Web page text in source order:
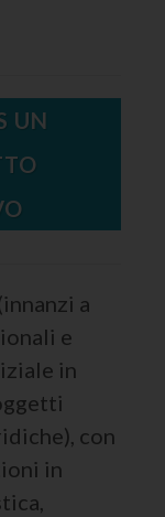
UN
a
e
in
con
in